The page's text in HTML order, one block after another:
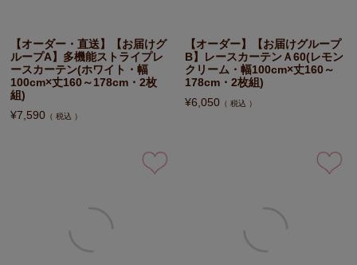
【オーダー・直送】【お届けグ
ループA】多機能ストライプレ
ースカーテン(ホワイト・幅
100cm×丈160～178cm・2枚
組)
¥7,590 税込
【オーダー】【お届けグループ
B】レースカーテンＡ60(レモン
クリーム・幅100cm×丈160～
178cm・2枚組)
¥6,050 税込